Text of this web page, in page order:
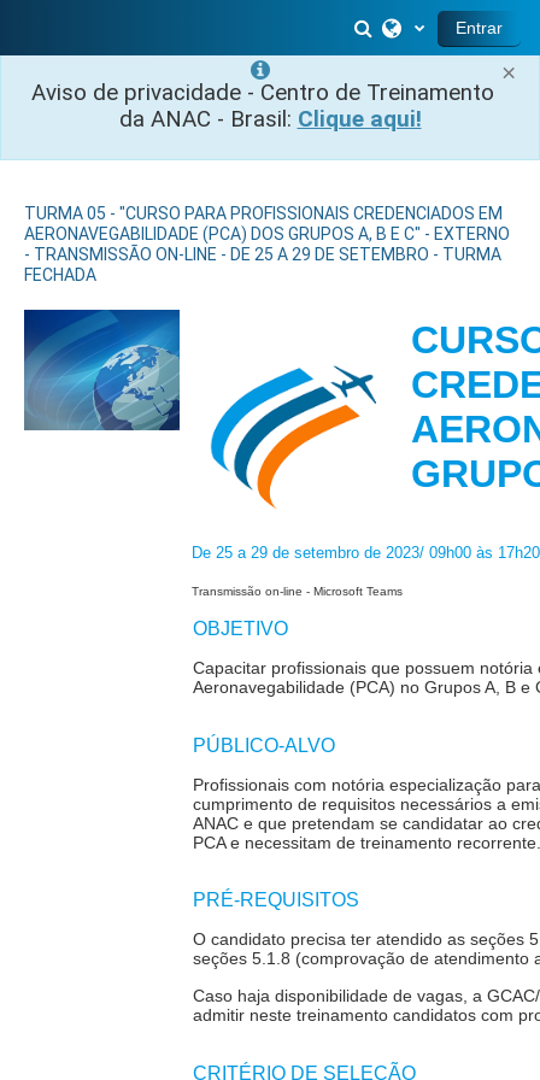
×
Aviso de privacidade - Centro de Treinamento
da ANAC - Brasil: Clique aqui!
Alternar entrada
Entrar
TURMA 05 - "CURSO PARA PROFISSIONAIS CREDENCIADOS EM
AERONAVEGABILIDADE (PCA) DOS GRUPOS A, B E C" - EXTERNO
- TRANSMISSÃO ON-LINE - DE 25 A 29 DE SETEMBRO - TURMA
FECHADA
De 25 a 29 de setembro de 2023/ 09h00 às 17h20
Transmissão on-line - Microsoft Teams
OBJETIVO
Capacitar profissionais que possuem
Aeronavegabilidade (PCA) no Grupos A, B
PÚBLICO-ALVO
Profissionais com notória especialização
cumprimento de requisitos necessários a
ANAC e que pretendam se candidatar ao
PCA e necessitam de treinamento
PRÉ-REQUISITOS
O candidato precisa ter atendido as seções
seções 5.1.8 (comprovação de
Caso haja disponibilidade de vagas, a
admitir neste treinamento candidatos com
CRITÉRIO DE SELEÇÃO